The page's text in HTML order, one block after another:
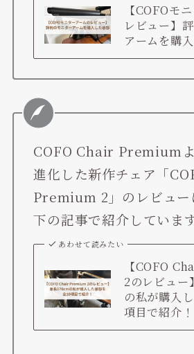
【COFOモ
レビュー】
アームを購
COFO Chair Premium
進化した新作チェア「
Premium 2」のレビュー
下の記事で紹介しています
あわせて読みたい
【COFO
2のレビュ
の私が購入
項目で紹介！